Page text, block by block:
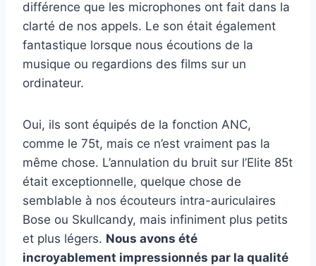
différence que les microphones ont fait dans la
clarté de nos appels. Le son était également
fantastique lorsque nous écoutions de la
musique ou regardions des films sur un
ordinateur.
Oui, ils sont équipés de la fonction ANC,
comme le 75t, mais ce n’est vraiment pas la
même chose. L’annulation du bruit sur l’Elite 85t
était exceptionnelle, quelque chose de
semblable à nos écouteurs intra-auriculaires
Bose ou Skullcandy, mais infiniment plus petits
et plus légers. Nous avons été
incroyablement impressionnés par la qualité